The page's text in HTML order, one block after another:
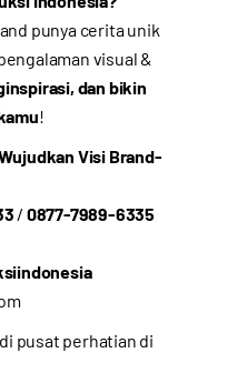
punya cerita unik
visual &
dan bikin
!
Visi Brand-
/ 0877-7989-6335
pusat perhatian di